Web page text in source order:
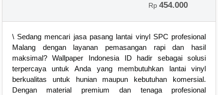
Rp454.000
\ Sedang mencari jasa pasang lantai vinyl SPC profesional
Malang dengan layanan pemasangan rapi dan hasil
maksimal? Wallpaper Indonesia ID hadir sebagai solusi
terpercaya untuk Anda yang membutuhkan lantai vinyl
berkualitas untuk hunian maupun kebutuhan komersial.
Dengan material premium dan tenaga profesional